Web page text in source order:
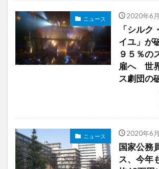
ニュース 2020年6
「シルク
イユ」が
９５％の
雇へ 世
ス劇団の
ニュース 2020年6
国家公務
ス、今年